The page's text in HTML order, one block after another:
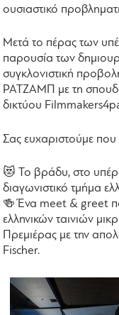
ουσιαστικό
Μετά το πέρας των
παρουσία των
συγκλονιστική
ΡΑΤΖΑΜΠ με τη
δικτύου
Σας ευχαριστούμε που
😻 Το βράδυ, στο
διαγωνιστικό τμήμα
🍻 Ένα meet & greet
ελληνικών ταινιών
Πρεμιέρας με την
Fischer.